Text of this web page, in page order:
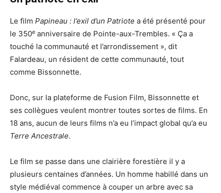
Le film Papineau : l’exil d’un Patriote a été présenté pour
le 350e anniversaire de Pointe-aux-Trembles. « Ça a
touché la communauté et l’arrondissement », dit
Falardeau, un résident de cette communauté, tout
comme Bissonnette.
Donc, sur la plateforme de Fusion Film, Bissonnette et
ses collègues veulent montrer toutes sortes de films. En
18 ans, aucun de leurs films n’a eu l’impact global qu’a eu
Terre Ancestrale.
Le film se passe dans une clairière forestière il y a
plusieurs centaines d’années. Un homme habillé dans un
style médiéval commence à couper un arbre avec sa